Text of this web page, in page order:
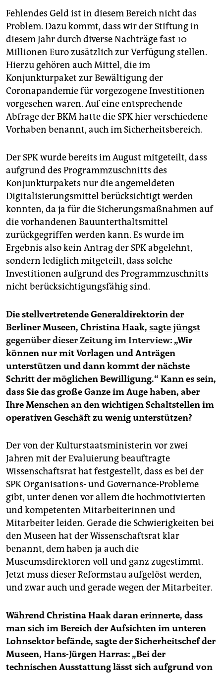
Fehlendes Geld ist in diesem Bereich nicht das
Problem. Dazu kommt, dass wir der Stiftung in
diesem Jahr durch diverse Nachträge fast 10
Millionen Euro zusätzlich zur Verfügung stellen.
Hierzu gehören auch Mittel, die im
Konjunkturpaket zur Bewältigung der
Coronapandemie für vorgezogene Investitionen
vorgesehen waren. Auf eine entsprechende
Abfrage der BKM hatte die SPK hier verschiedene
Vorhaben benannt, auch im Sicherheitsbereich.
Der SPK wurde bereits im August mitgeteilt, dass
aufgrund des Programmzuschnitts des
Konjunkturpakets nur die angemeldeten
Digitalisierungsmittel berücksichtigt werden
konnten, da ja für die Sicherungsmaßnahmen auf
die vorhandenen Bauunterthaltsmittel
zurückgegriffen werden kann. Es wurde im
Ergebnis also kein Antrag der SPK abgelehnt,
sondern lediglich mitgeteilt, dass solche
Investitionen aufgrund des Programmzuschnitts
nicht berücksichtigungsfähig sind.
Die stellvertretende Generaldirektorin der
Berliner Museen, Christina Haak, sagte jüngst
gegenüber dieser Zeitung im Interview: „Wir
können nur mit Vorlagen und Anträgen
unterstützen und dann kommt der nächste
Schritt der möglichen Bewilligung.“ Kann es sein,
dass Sie das große Ganze im Auge haben, aber
Ihre Menschen an den wichtigen Schaltstellen im
operativen Geschäft zu wenig unterstützen?
Der von der Kulturstaatsministerin vor zwei
Jahren mit der Evaluierung beauftragte
Wissenschaftsrat hat festgestellt, dass es bei der
SPK Organisations- und Governance-Probleme
gibt, unter denen vor allem die hochmotivierten
und kompetenten Mitarbeiterinnen und
Mitarbeiter leiden. Gerade die Schwierigkeiten bei
den Museen hat der Wissenschaftsrat klar
benannt, dem haben ja auch die
Museumsdirektoren voll und ganz zugestimmt.
Jetzt muss dieser Reformstau aufgelöst werden,
und zwar auch und gerade wegen der Mitarbeiter.
Während Christina Haak daran erinnerte, dass
man sich im Bereich der Aufsichten im unteren
Lohnsektor befände, sagte der Sicherheitschef der
Museen, Hans-Jürgen Harras: „Bei der
technischen Ausstattung lässt sich aufgrund von